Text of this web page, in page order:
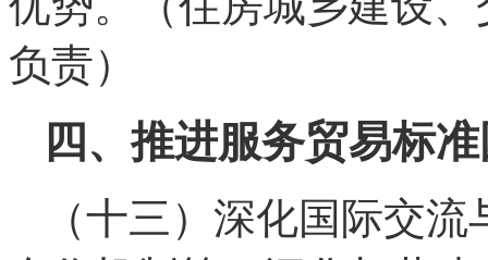
负责）
四、推进服务贸易标
（十三）深化国际交